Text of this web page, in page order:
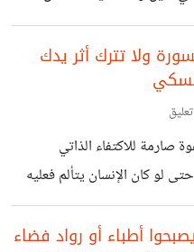
؟ لاحظت أن ذلك أقرب
كثيرة أشعر بالوحدة مع
شعور الوحدة شعور داخلي. هناك
بوحدة، لأنه اختار هذا
المجاملات والالتزامات
ولا تترك أثر يدك
للاكتفاء الذاتي
لو كان الإنسان يتألم فعليه
هناك نموذجين متناقضين أراهما
يراه دوستويفسكي حيث يرى
أطباء أو رواد فضاء